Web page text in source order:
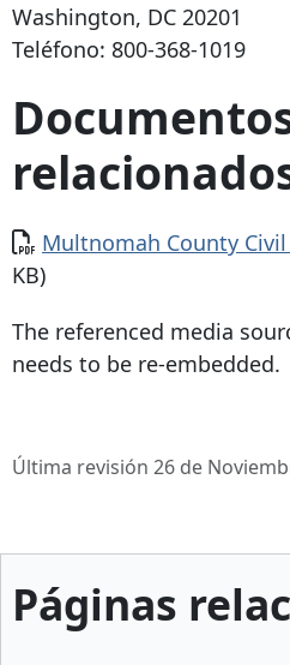
Washington, DC 20201
Teléfono: 800-368-1019
Documento
Multnomah County
KB)
The referenced media
needs to be re-embedded.
Última revisión 26 de
Páginas